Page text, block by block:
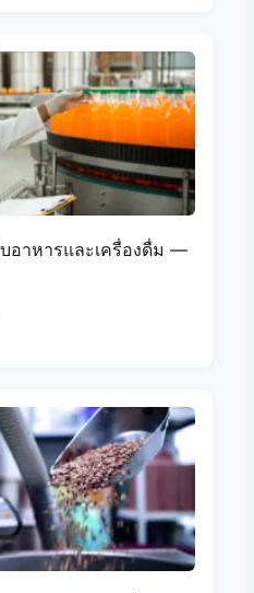
อาหารและเครื่องดื่ม —